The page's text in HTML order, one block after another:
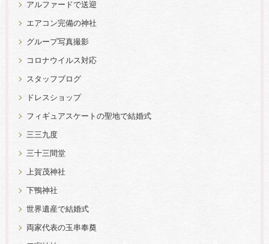
アルファードで送迎
エアコン完備の神社
グループ写真撮影
コロナウイルス対応
スタッフブログ
ドレスショップ
フィギュアスケートの聖地で結婚式
三三九度
三十三間堂
上賀茂神社
下鴨神社
世界遺産で結婚式
両家代表の玉串奉奠